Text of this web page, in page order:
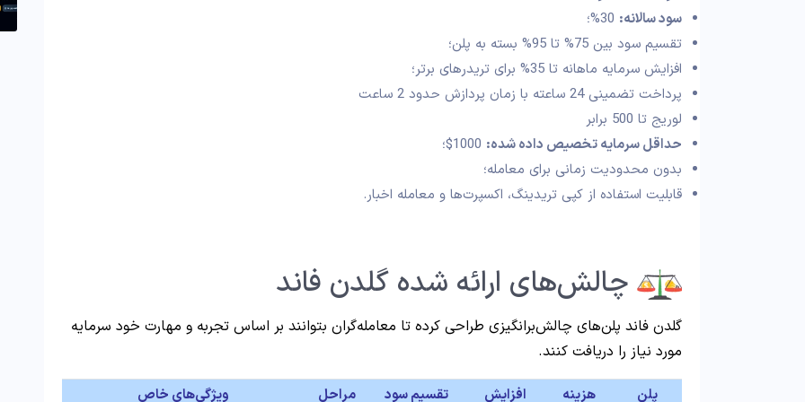
سود سالانه:
تقسیم سود بین 75% تا 95% بسته به پلن؛
افزایش سرمایه ماهانه تا 35% برای تریدرهای برتر؛
پرداخت تضمینی 24 ساعته با زمان پردازش حدود 2 ساعت
لوریج تا 500 برابر
حداقل سرمایه تخصیص داده شده:
بدون محدودیت زمانی برای معامله؛
قابلیت استفاده از کپی تریدینگ، اکسپرت‌ها و معامله اخبار.
چالش‌های ارائه شده گلدن فاند
گلدن فاند پلن‌های چالش‌برانگیزی طراحی کرده تا معامله‌گران بتوانند بر اساس تجربه و مهارت خود سرمایه
مورد نیاز را دریافت کنند.
پلن هزینه افزایش تقسیم سود مراحل ویژگی‌های خاص